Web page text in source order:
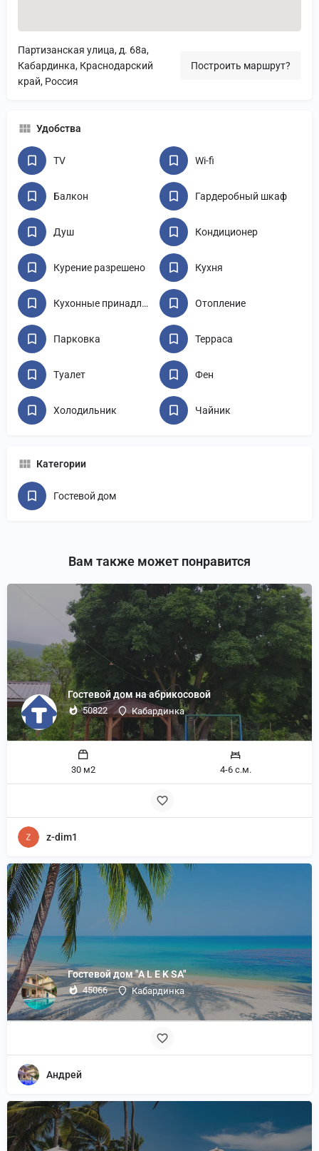
Партизанская улица, д. 68а,
Кабардинка, Краснодарский
край, Россия
Построить маршрут?
Удобства
TV Wi-fi
Балкон Гардеробный шкаф
Душ Кондиционер
Курение разрешено Кухня
Кухонные принадлежности Отопление
Парковка Терраса
Туалет Фен
Холодильник Чайник
Категории
Гостевой дом
Вам также может понравится
Гостевой дом на абрикосовой
50822 Кабардинка
30 м2 4-6 с.м.
z-dim1
Гостевой дом "A L E K SA"
45066 Кабардинка
Андрей